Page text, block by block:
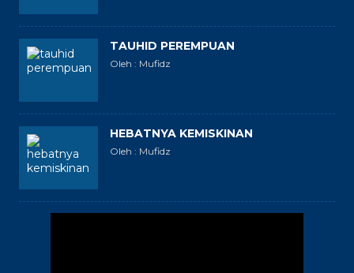
TAUHID PEREMPUAN
Oleh : Mufidz
HEBATNYA KEMISKINAN
Oleh : Mufidz